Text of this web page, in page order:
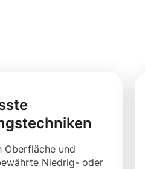
Oberfläche und
Niedrig- oder